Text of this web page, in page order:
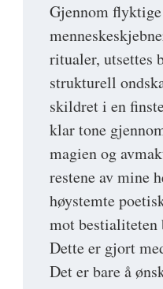
Gjennom
ritualer, utsettes
strukturell
skildret i en
klar tone
magien og
restene av mine
høystemte
mot bestialiteten
Dette er gjort
Det er bare å